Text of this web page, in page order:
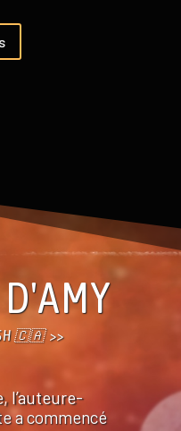
D'AMY
🇨🇦 >>
l’auteure-
a commencé